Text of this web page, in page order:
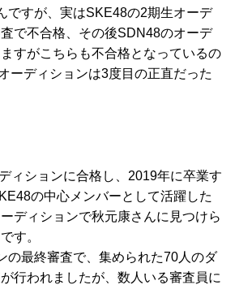
ですが、実はSKE48の2期生オーデ
で不合格、その後SDN48のオーデ
すがこちらも不合格となっているの
ーディションは3度目の正直だった
ィションに合格し、2019年に卒業す
の中心メンバーとして活躍した
ディションで秋元康さんに見つけら
す。
の最終審査で、集められた70人のダ
行われましたが、数人いる審査員に